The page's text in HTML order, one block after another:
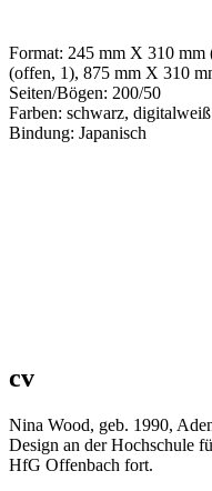
Format: 245 mm X 310 mm
(offen, 1), 875 mm X 310
Seiten/Bögen: 200/50
Farben: schwarz, digitalweiß
Bindung: Japanisch
cv
Nina Wood, geb. 1990,
Design an der Hochschule
HfG Offenbach fort.